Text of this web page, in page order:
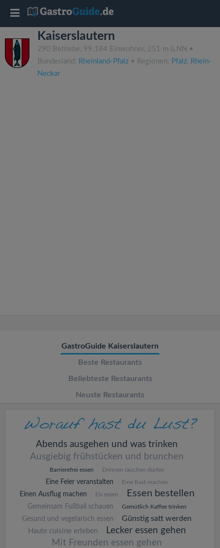
Kaiserslautern
290 Betriebe, 99.184 Einwohner, 251 m ü.NN •
Bundesland: Rheinland-Pfalz • Regionen: Pfalz, Rhein-
Neckar
GastroGuide Kaiserslautern
Beste Restaurants
Beliebteste Restaurants
Neuste Restaurants
Abends ausgehen und was trinken
Ausgiebig frühstücken und brunchen
Barrierefrei essen Drinnen rauchen dürfen
Eine Feier veranstalten Eine Rast machen
Einen Ausflug machen Eis essen Essen bestellen
Gemeinsam Fußball schauen Gemütlich Kaffee trinken
Gesund und vegetarisch essen Günstig satt werden
Haute cuisine erleben
Lecker essen gehen
Mit Freunden essen gehen
T
o
g
n